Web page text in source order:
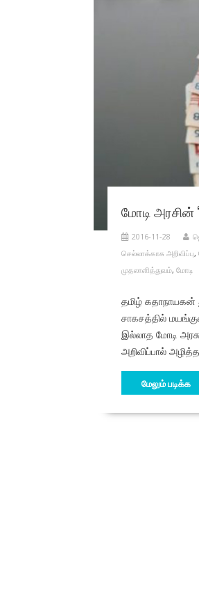
மோடி அரசின்
2016-11-28
செல்லாக்காசு அறிவிப்பு,
முதலாளித்துவம், மோடி
தமிழ் கதாநாயகன்
சாகசத்தில்
இல்லாத மோடி
அறிவிப்பால்
மேலும் படிக்க